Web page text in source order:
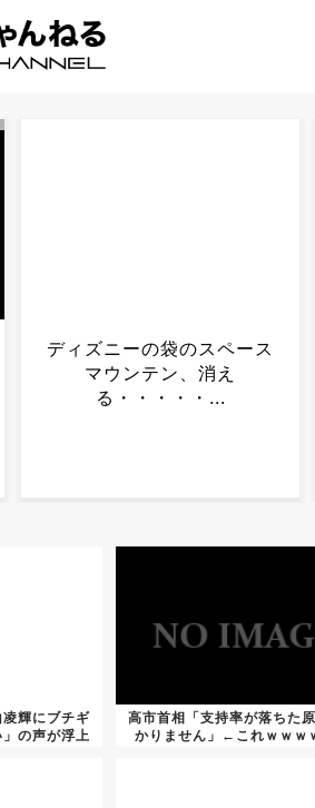
楽しんご、渡邊渚への不適
切投稿で炎上…謝罪も逆効
果ｗｗｗｗｗｗｗｗ...
輝にブチギ
の声が浮上
高市首相「支持率が落ちた
かりません」←これｗｗｗ